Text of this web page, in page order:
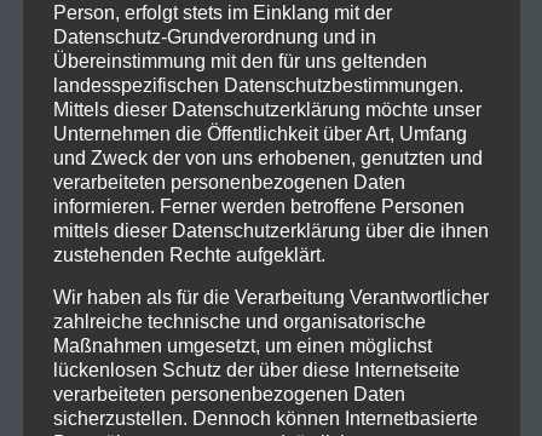
Person, erfolgt stets im Einklang mit der
Datenschutz-Grundverordnung und in
Übereinstimmung mit den für uns geltenden
landesspezifischen Datenschutzbestimmungen.
Mittels dieser Datenschutzerklärung möchte unser
Unternehmen die Öffentlichkeit über Art, Umfang
und Zweck der von uns erhobenen, genutzten und
verarbeiteten personenbezogenen Daten
informieren. Ferner werden betroffene Personen
mittels dieser Datenschutzerklärung über die ihnen
zustehenden Rechte aufgeklärt.
Wir haben als für die Verarbeitung Verantwortlicher
zahlreiche technische und organisatorische
Maßnahmen umgesetzt, um einen möglichst
lückenlosen Schutz der über diese Internetseite
verarbeiteten personenbezogenen Daten
sicherzustellen. Dennoch können Internetbasierte